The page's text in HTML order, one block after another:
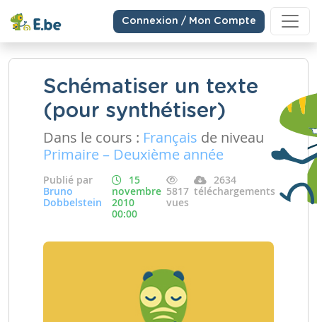
Connexion / Mon Compte
Schématiser un texte
(pour synthétiser)
Dans le cours : Français de niveau
Primaire – Deuxième année
Publié par
Bruno
Dobbelstein
15
novembre
2010
00:00
5817
vues
2634
téléchargements